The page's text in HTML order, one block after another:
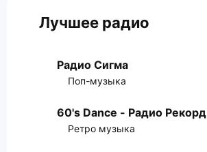
Лучшее радио
Радио Сигма
Поп-музыка
60's Dance - Радио Рекорд
Ретро музыка